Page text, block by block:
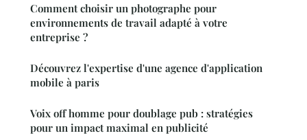
Comment choisir un photographe pour
environnements de travail adapté à votre
entreprise ?
Découvrez l'expertise d'une agence d'application
mobile à paris
Voix off homme pour doublage pub : stratégies
pour un impact maximal en publicité